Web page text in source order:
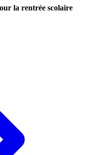
la rentrée scolaire